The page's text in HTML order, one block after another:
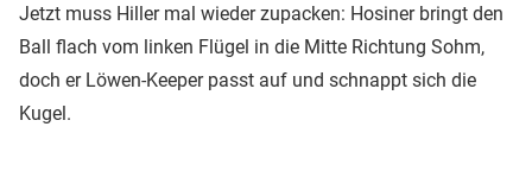
Jetzt muss Hiller mal wieder zupacken: Hosiner bringt den
Ball flach vom linken Flügel in die Mitte Richtung Sohm,
doch er Löwen-Keeper passt auf und schnappt sich die
Kugel.